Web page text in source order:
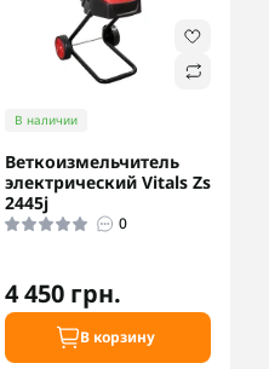
В наличии
Веткоизмельчитель
электрический Vitals Zs
2445j
0
4 450 грн.
В корзину